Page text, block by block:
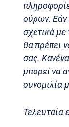
ούρων. Εάν
σχετικά με
θα πρέπει
σας.
μπορεί να
συνομιλία
Τελευταία